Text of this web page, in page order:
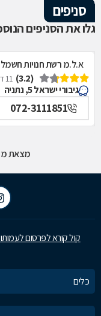
סניפים
גלו את הסניפים
א.ל.מ רשת חנויות
(3.2)
11 דירוגים
גיבורי ישראל 5, נתניה
072-3111851
מצאת
קול קורא לפרסום
כלים